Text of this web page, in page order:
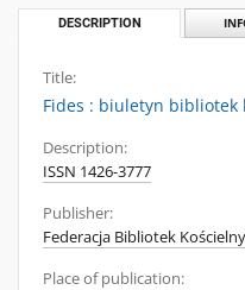
DESCRIPTION
Title:
Fides : biuletyn bibliotek
Description:
ISSN 1426-3777
Publisher:
Federacja Bibliotek
Place of publication: